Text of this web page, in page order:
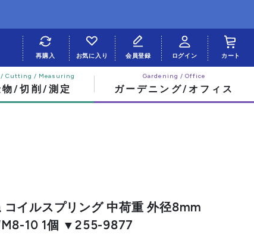
物/切削/測定 ガーデニング/オフィス
再購入 お気に入り 会員登録 ログイン カート
コイルスプリング 中荷重 外径8mm
10 1個 ▼255-9877